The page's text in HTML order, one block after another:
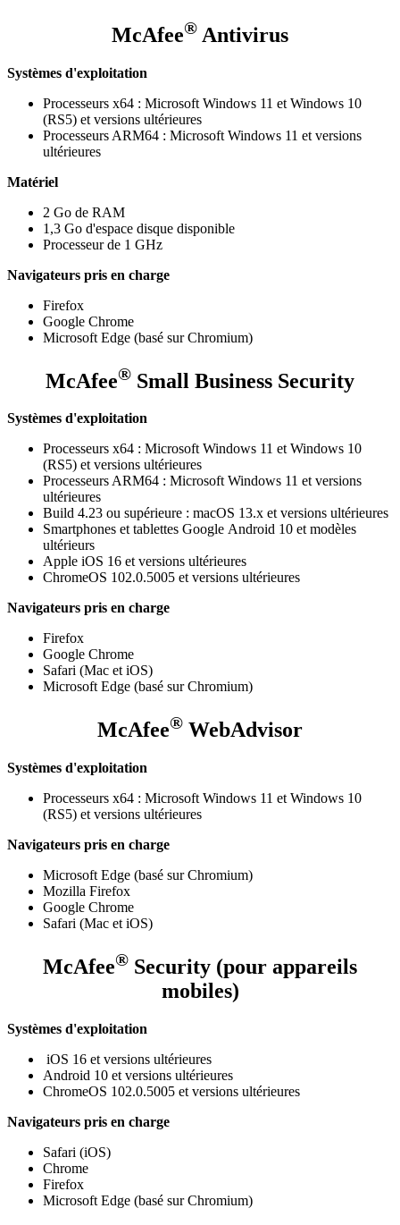
McAfee® Antivirus
Systèmes d'exploitation
Processeurs x64 : Microsoft Windows 11 et Windows 10
(RS5) et versions ultérieures
Processeurs ARM64 : Microsoft Windows 11 et versions
ultérieures
Matériel
2 Go de RAM
1,3 Go d'espace disque disponible
Processeur de 1 GHz
Navigateurs pris en charge
Firefox​
Google Chrome​
Microsoft Edge (basé sur Chromium)
McAfee® Small Business Security
Systèmes d'exploitation
Processeurs x64 : Microsoft Windows 11 et Windows 10
(RS5) et versions ultérieures
Processeurs ARM64 : Microsoft Windows 11 et versions
ultérieures
Build 4.23 ou supérieure : macOS 13.x et versions ultérieures
Smartphones et tablettes Google Android 10 et modèles
ultérieurs
Apple iOS 16 et versions ultérieures
ChromeOS 102.0.5005 et versions ultérieures
Navigateurs pris en charge
Firefox​
Google Chrome​
Safari (Mac et iOS)
Microsoft Edge (basé sur Chromium)
McAfee® WebAdvisor
Systèmes d'exploitation
Processeurs x64 : Microsoft Windows 11 et Windows 10
(RS5) et versions ultérieures
Navigateurs pris en charge
Microsoft Edge (basé sur Chromium)
Mozilla Firefox
Google Chrome​
Safari (Mac et iOS)
McAfee® Security (pour appareils
mobiles)
Systèmes d'exploitation
iOS 16 et versions ultérieures
Android 10 et versions ultérieures
ChromeOS 102.0.5005 et versions ultérieures
Navigateurs pris en charge
Safari (iOS)
Chrome
Firefox​
Microsoft Edge (basé sur Chromium)